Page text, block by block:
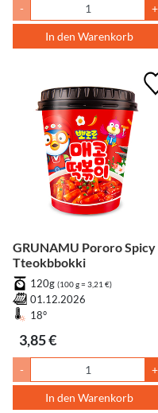
- +
In den Warenkorb
GRUNAMU Pororo Spicy
Tteokbbokki
120g (100 g = 3,21 €)
01.12.2026
18°
3,85 €
- +
In den Warenkorb